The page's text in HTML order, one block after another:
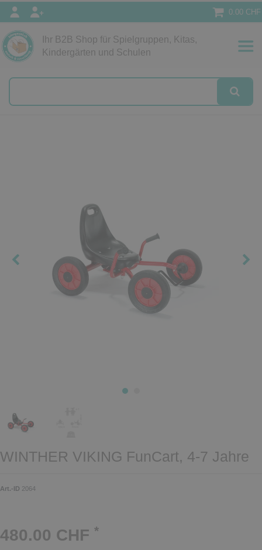
0.00 CHF
Ihr B2B Shop für Spielgruppen, Kitas,
Kindergärten und Schulen
Papeterie
WINTHER VIKING FunCart, 4-7 Jahre
Art.-ID 2064
480.00 CHF *